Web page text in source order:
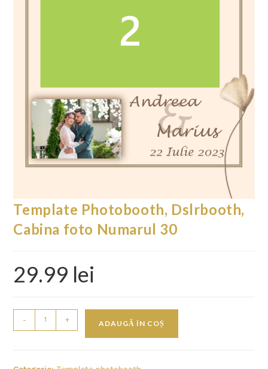
Template Photobooth, Dslrbooth,
Cabina foto Numarul 30
29.99 lei
- + ADAUGĂ ÎN COȘ